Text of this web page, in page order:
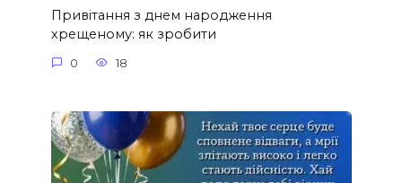
Привітання з днем народження
хрещеному: як зробити
0 18